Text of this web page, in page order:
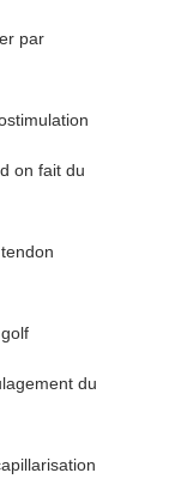
par
on fait du
du